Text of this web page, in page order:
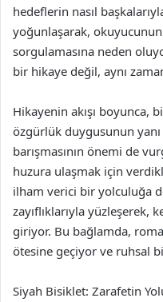
hedeflerin nasıl
yoğunlaşarak,
sorgulamasına neden
bir hikaye değil, aynı
Hikayenin akışı boyunca,
özgürlük duygusunun yanı
barışmasının önemi de
huzura ulaşmak için
ilham verici bir yolculuğa
zayıflıklarıyla yüzleşerek,
giriyor. Bu bağlamda,
ötesine geçiyor ve ruhsal
Siyah Bisiklet: Zarafetin